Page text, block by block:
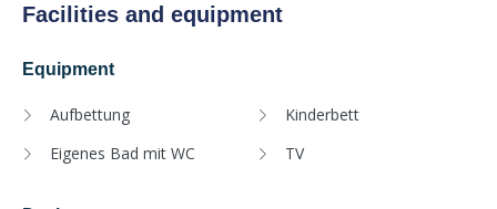
Facilities and equipment
Equipment
Aufbettung
Eigenes Bad mit WC
Kinderbett
TV